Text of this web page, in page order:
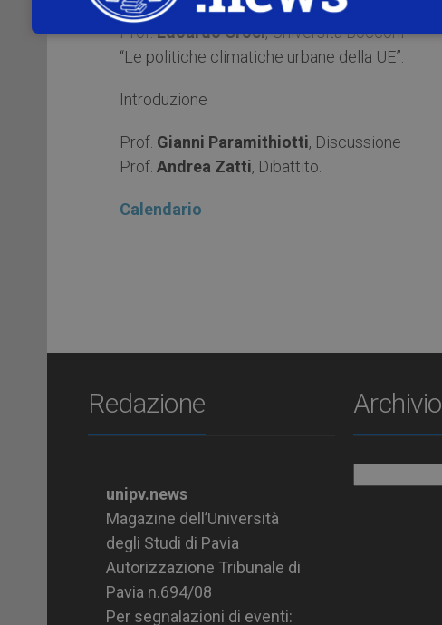
Prof.Edoardo Croci, Università Bocconi
“Le politiche climatiche urbane della UE”.
Introduzione
Prof. Gianni Paramithiotti, Discussione
Prof. Andrea Zatti, Dibattito.
Calendario
Redazione
unipv.news
Magazine dell’Università
degli Studi di Pavia
Autorizzazione Tribunale di
Pavia n.694/08
Per segnalazioni di eventi:
Archivio